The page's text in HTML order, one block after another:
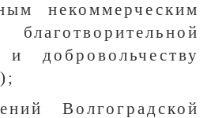
некоммерческим
благотворительной
и добровольчеству
Волгоградской